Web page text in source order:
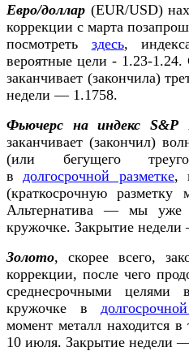
Евро/доллар (EUR/USD)
коррекции с марта
посмотреть здесь,
вероятные цели - 1.23-1.24.
заканчивает (закончила)
недели — 1.1758.
Фьючерс на индекс S&P
заканчивает (закончил)
(или бегущего
в долгосрочной разметке,
(краткосрочную разметку
Альтернатива — мы уже
кружочке. Закрытие
Золото, скорее всего,
коррекции, после чего
среднесрочными
кружочке в
момент металл находится
10 июля. Закрытие недели